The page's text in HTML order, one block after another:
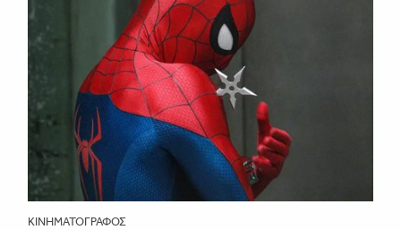
ΚΙΝΗΜΑΤΟΓΡΆΦΟΣ